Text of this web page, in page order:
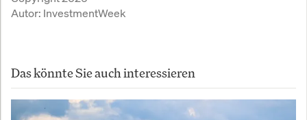
Autor: InvestmentWeek
Das könnte Sie auch interessieren